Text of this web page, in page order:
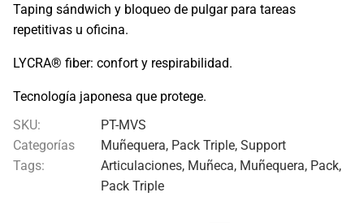
Taping sándwich y bloqueo de pulgar para tareas
repetitivas u oficina.
LYCRA® fiber: confort y respirabilidad.
Tecnología japonesa que protege.
SKU:
PT-MVS
Categorías
Muñequera, Pack Triple, Support
Tags:
Articulaciones, Muñeca, Muñequera, Pack,
Pack Triple